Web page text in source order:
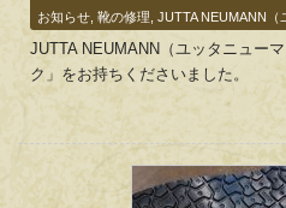
お知らせ ,靴の修理 ,JUTTA NEUMANN（
JUTTA NEUMANN（ユッタニュー
ク」をお持ちくださいました。